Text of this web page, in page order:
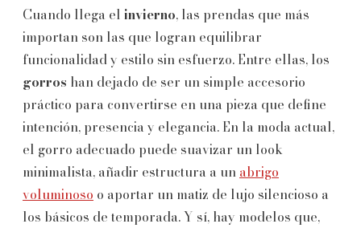
Cuando llega el invierno, las prendas que más
importan son las que logran equilibrar
funcionalidad y estilo sin esfuerzo. Entre ellas, los
gorros han dejado de ser un simple accesorio
práctico para convertirse en una pieza que define
intención, presencia y elegancia. En la moda actual,
el gorro adecuado puede suavizar un look
minimalista, añadir estructura a un abrigo
voluminoso o aportar un matiz de lujo silencioso a
los básicos de temporada. Y sí, hay modelos que,